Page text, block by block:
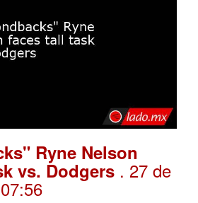
Ryne Nelson
vs. Dodgers . 27 de